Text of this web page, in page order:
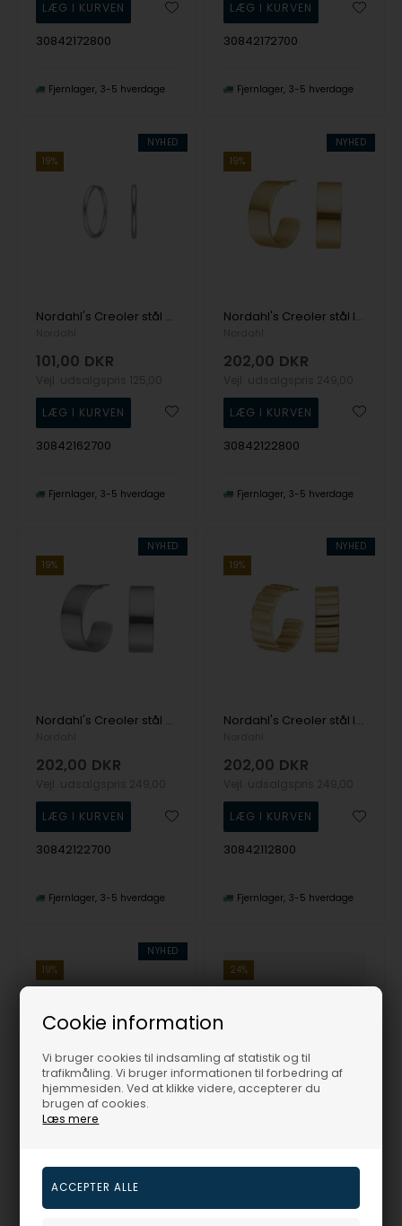
Cookie information
Vi bruger cookies til indsamling af statistik og til
trafikmåling. Vi bruger informationen til forbedring af
hjemmesiden. Ved at klikke videre, accepterer du
brugen af cookies.
Læs mere
30842172800
Fjernlager 3-5 hverdage
30842172700
Fjernlager 3-5 hverdage
NYHED
19%
Nordahl's Creoler stål 21mm CALMA
101,00 DKR
30842162700
Fjernlager 3-5 hverdage
NYHED
19%
Nordahl's Creoler stål IP gold CALMA
202,00 DKR
30842122800
Fjernlager 3-5 hverdage
NYHED
19%
Nordahl's Creoler stål CALMA
202,00 DKR
30842122700
Fjernlager 3-5 hverdage
NYHED
19%
Nordahl's Creoler stål IP gold VETO
202,00 DKR
30842112800
Fjernlager 3-5 hverdage
NYHED
19%
202,00 DKR
Vejl. udsalgspris249,00
24%
225,00 DKR